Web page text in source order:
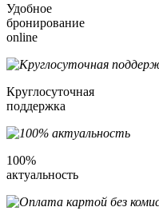
Удобное
бронирование
online
Круглосуточная
поддержка
100%
актуальность